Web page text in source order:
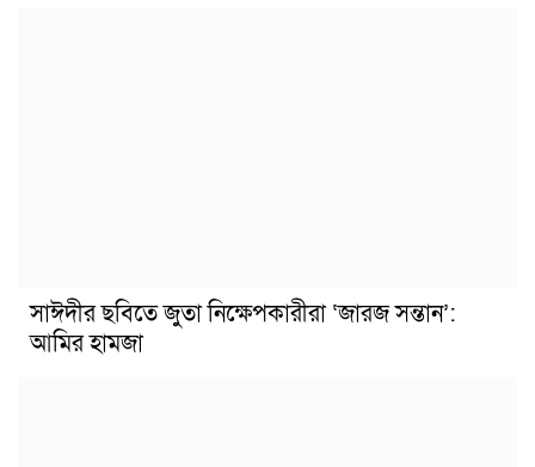
সাঈদীর ছবিতে জুতা নিক্ষেপকারীরা ‘জারজ সন্তান’:
আমির হামজা